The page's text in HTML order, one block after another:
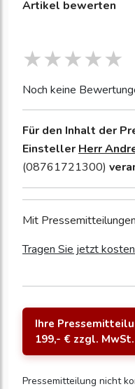
Artikel bewerten
Noch keine
Für den Inhalt der
Einsteller Herr
(08761721300)
Mit
Tragen Sie jetzt
Ihre
199,- € zzgl. MwSt.
Pressemitteilung nicht